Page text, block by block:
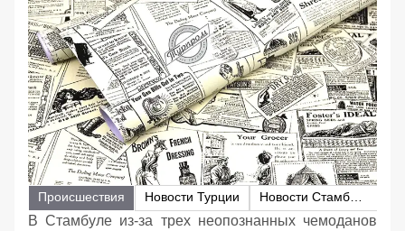
Происшествия Новости Турции
В Стамбуле из-за трех неопознанных чемоданов